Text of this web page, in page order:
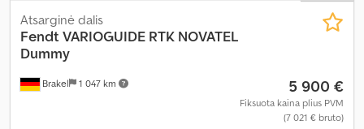
Brakel 1 047 km
Atsarginė dalis
Fendt VARIOGUIDE RTK NOVATEL
Dummy
5 900 €
Fiksuota kaina plius PVM
(7 021 € bruto)